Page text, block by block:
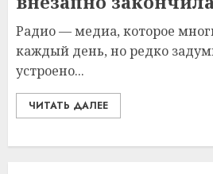
Радио — медиа, которое
каждый день, но редко
устроено...
ЧИТАТЬ ДАЛЕЕ